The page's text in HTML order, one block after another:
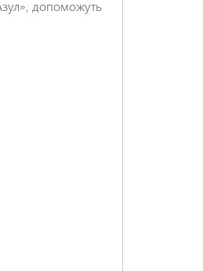
допоможуть